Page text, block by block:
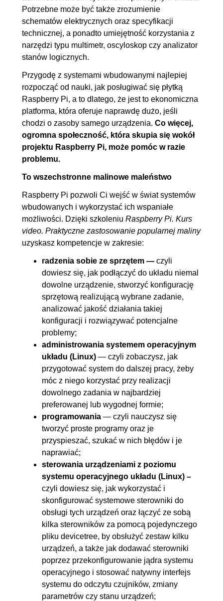
Potrzebne może być także zrozumienie
schematów elektrycznych oraz specyfikacji
technicznej, a ponadto umiejętność korzystania z
narzędzi typu multimetr, oscyloskop czy analizator
stanów logicznych.
Przygodę z systemami wbudowanymi najlepiej
rozpocząć od nauki, jak posługiwać się płytką
Raspberry Pi, a to dlatego, że jest to ekonomiczna
platforma, która oferuje naprawdę dużo, jeśli
chodzi o zasoby samego urządzenia. Co więcej,
ogromna społeczność, która skupia się wokół
projektu Raspberry Pi, może pomóc w razie
problemu.
To wszechstronne malinowe maleństwo
Raspberry Pi pozwoli Ci wejść w świat systemów
wbudowanych i wykorzystać ich wspaniałe
możliwości. Dzięki szkoleniu Raspberry Pi. Kurs
video. Praktyczne zastosowanie popularnej maliny
uzyskasz kompetencje w zakresie:
radzenia sobie ze sprzętem — czyli
dowiesz się, jak podłączyć do układu niemal
dowolne urządzenie, stworzyć konfigurację
sprzętową realizującą wybrane zadanie,
analizować jakość działania takiej
konfiguracji i rozwiązywać potencjalne
problemy;
administrowania systemem operacyjnym
układu (Linux) — czyli zobaczysz, jak
przygotować system do dalszej pracy, żeby
móc z niego korzystać przy realizacji
dowolnego zadania w najbardziej
preferowanej lub wygodnej formie;
programowania — czyli nauczysz się
tworzyć proste programy oraz je
przyspieszać, szukać w nich błędów i je
naprawiać;
sterowania urządzeniami z poziomu
systemu operacyjnego układu (Linux) –
czyli dowiesz się, jak wykorzystać i
skonfigurować systemowe sterowniki do
obsługi tych urządzeń oraz łączyć ze sobą
kilka sterowników za pomocą pojedynczego
pliku devicetree, by obsłużyć zestaw kilku
urządzeń, a także jak dodawać sterowniki
poprzez przekonfigurowanie jądra systemu
operacyjnego i stosować natywny interfejs
systemu do odczytu czujników, zmiany
parametrów czy stanu urządzeń;